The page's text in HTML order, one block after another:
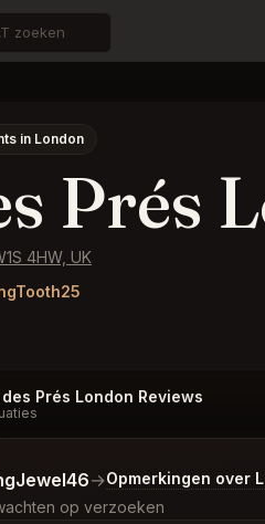
in London
Prés
4HW, UK
des Prés London Reviews
→Opmerkingen over
op verzoeken